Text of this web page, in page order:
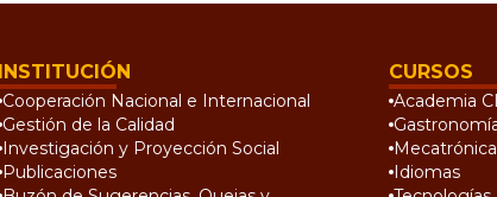
INSTITUCIÓN
Cooperación Nacional e Internacional
Gestión de la Calidad
Investigación y Proyección Social
Publicaciones
CURSOS
Academia
Idiomas